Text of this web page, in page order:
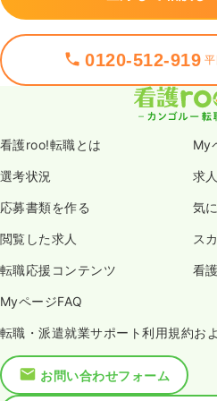
0120-512-919
看護roo!転職とは My
選考状況 求
応募書類を作る 気
閲覧した求人 ス
転職応援コンテンツ 看
MyページFAQ
転職・派遣就業サポート利用規約お
お問い合わせフォーム